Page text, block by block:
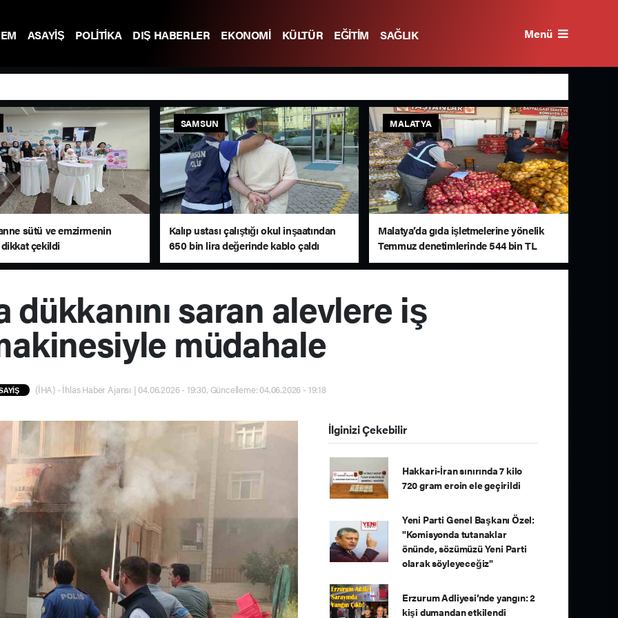
ASAYİŞ POLİTİKA DIŞ HABERLER EKONOMİ KÜLTÜR EĞİTİM SAĞLIK Menü
sütü ve emzirmenin
çekildi
SAMSUN
Kalıp ustası çalıştığı okul inşaatından
650 bin lira değerinde kablo çaldı
MALATYA
Malatya’da gıda işletmelerine yönelik
Temmuz denetimlerinde 544 bin TL
ceza
dükkanını saran alevlere iş
müdahale
(İHA) - İhlas Haber Ajansı | 04.06.2026 - 19:30, Güncelleme: 04.06.2026 - 19:18
İlginizi Çekebilir
Hakkari-İran sınırında 7 kilo
720 gram eroin ele geçirildi
Yeni Parti Genel Başkanı Özel:
"Komisyonda tutanaklar
önünde, sözümüzü Yeni Parti
olarak söyleyeceğiz"
Erzurum Adliyesi’nde yangın: 2
kişi dumandan etkilendi